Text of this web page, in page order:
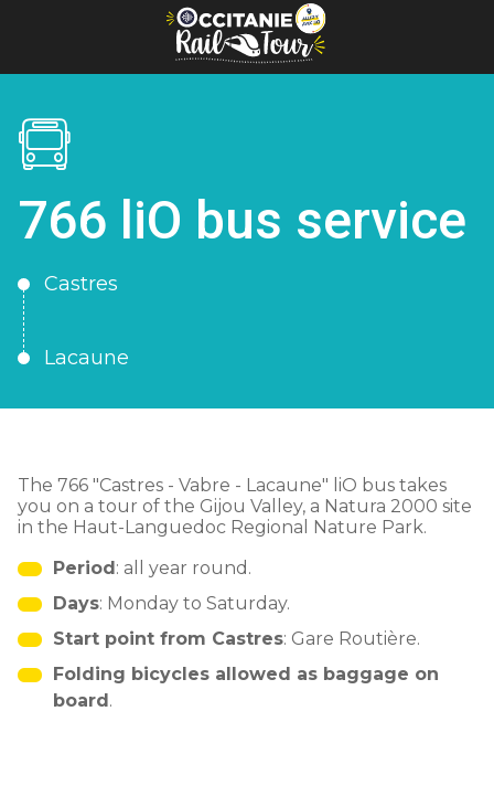
Cookies management panel
766 liO bus service
Castres
Lacaune
The 766 "Castres - Vabre - Lacaune" liO bus takes
you on a tour of the Gijou Valley, a Natura 2000 site
in the Haut-Languedoc Regional Nature Park.
Period: all year round.
Days: Monday to Saturday.
Start point from Castres: Gare Routière.
Folding bicycles allowed as baggage on
board.